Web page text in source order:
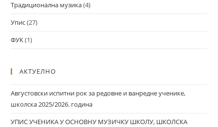
Традиционална музика(4)
Упис(27)
ФУК(1)
АКТУЕЛНО
Августовски испитни рок за редовне и ванредне ученике,
школска 2025/2026. година
УПИС УЧЕНИКА У ОСНОВНУ МУЗИЧКУ ШКОЛУ, ШКОЛСКА